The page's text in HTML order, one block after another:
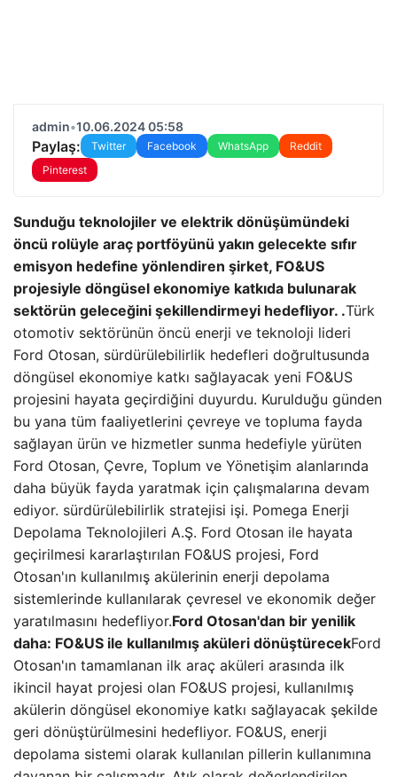
admin•10.06.2024 05:58
Paylaş: Twitter Facebook WhatsApp
Reddit
Pinterest
Sunduğu teknolojiler ve elektrik dönüşümündeki
öncü rolüyle araç portföyünü yakın gelecekte sıfır
emisyon hedefine yönlendiren şirket, FO&US
projesiyle döngüsel ekonomiye katkıda bulunarak
sektörün geleceğini şekillendirmeyi hedefliyor. .Türk
otomotiv sektörünün öncü enerji ve teknoloji lideri
Ford Otosan, sürdürülebilirlik hedefleri doğrultusunda
döngüsel ekonomiye katkı sağlayacak yeni FO&US
projesini hayata geçirdiğini duyurdu. Kurulduğu günden
bu yana tüm faaliyetlerini çevreye ve topluma fayda
sağlayan ürün ve hizmetler sunma hedefiyle yürüten
Ford Otosan, Çevre, Toplum ve Yönetişim alanlarında
daha büyük fayda yaratmak için çalışmalarına devam
ediyor. sürdürülebilirlik stratejisi işi. Pomega Enerji
Depolama Teknolojileri A.Ş. Ford Otosan ile hayata
geçirilmesi kararlaştırılan FO&US projesi, Ford
Otosan'ın kullanılmış akülerinin enerji depolama
sistemlerinde kullanılarak çevresel ve ekonomik değer
yaratılmasını hedefliyor.Ford Otosan'dan bir yenilik
daha: FO&US ile kullanılmış aküleri dönüştürecekFord
Otosan'ın tamamlanan ilk araç aküleri arasında ilk
ikincil hayat projesi olan FO&US projesi, kullanılmış
akülerin döngüsel ekonomiye katkı sağlayacak şekilde
geri dönüştürülmesini hedefliyor. FO&US, enerji
depolama sistemi olarak kullanılan pillerin kullanımına